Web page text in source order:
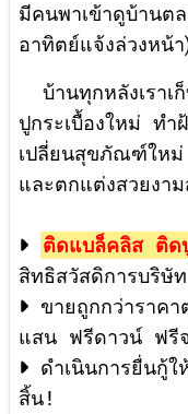
มีคนพาเข้าดูบ้านตล
อาทิตย์แจ้งล่วงหน้า
บ้านทุกหลังเราเ
ปูกระเบื้องใหม่ ท
เปลี่ยนสุขภัณฑ์ใหม่
และตกแต่งสวยงา
ติดแบล็คลิส ติด
ขายถูกกว่าราค
ดำเนินการยื่นกู้ใ